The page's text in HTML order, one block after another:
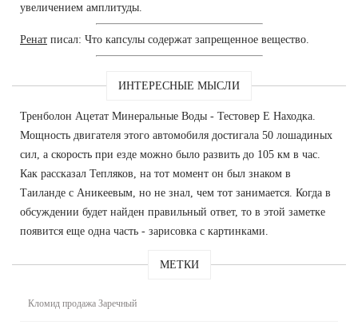
увеличением амплитуды.
Ренат писал: Что капсулы содержат запрещенное вещество.
ИНТЕРЕСНЫЕ МЫСЛИ
Тренболон Ацетат Минеральные Воды - Тестовер Е Находка.
Мощность двигателя этого автомобиля достигала 50 лошадиных
сил, а скорость при езде можно было развить до 105 км в час.
Как рассказал Тепляков, на тот момент он был знаком в
Таиланде с Аникеевым, но не знал, чем тот занимается. Когда в
обсуждении будет найден правильный ответ, то в этой заметке
появится еще одна часть - зарисовка с картинками.
МЕТКИ
Кломид продажа Заречный